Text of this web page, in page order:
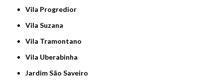
Vila Progredior
Vila Suzana
Vila Tramontano
Vila Uberabinha
jardim São Saveiro